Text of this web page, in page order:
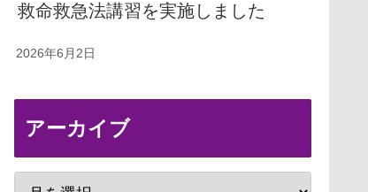
救命救急法講習を実施しました
2026年6月2日
アーカイブ